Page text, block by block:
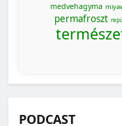
medvehagyma
permafroszt
PODCAST